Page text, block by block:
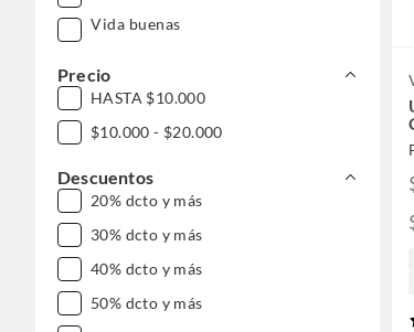
Vida buenas
Precio
HASTA $10.000
$10.000 - $20.000
Descuentos
20% dcto y más
30% dcto y más
40% dcto y más
50% dcto y más